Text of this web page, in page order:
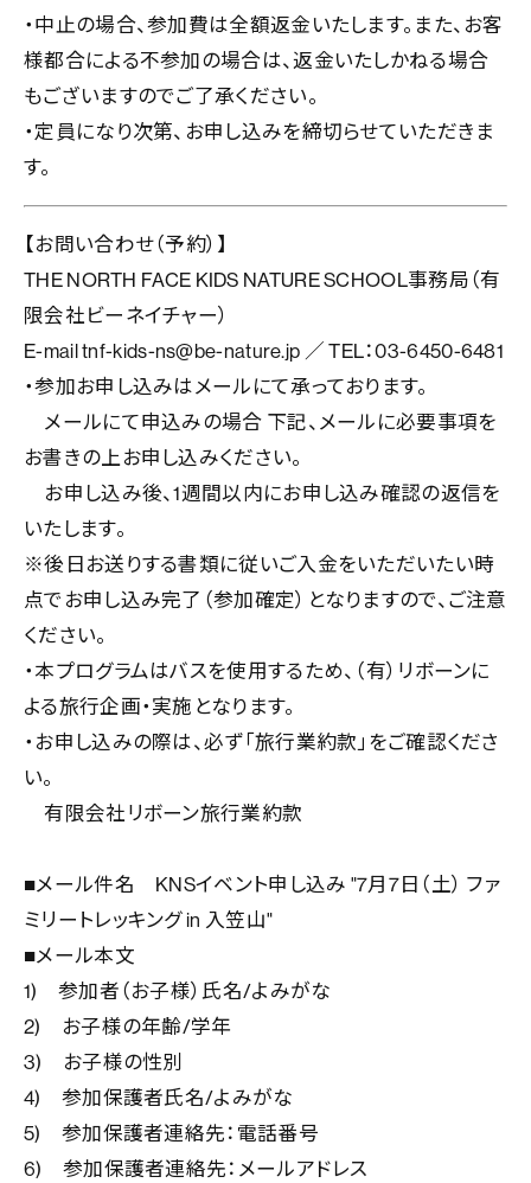
・中止の場合、参加費は全額返金いたします。また、お客
様都合による不参加の場合は、返金いたしかねる場合
もございますのでご了承ください。
・定員になり次第、お申し込みを締切らせていただきま
す。
【お問い合わせ（予約）】
THE NORTH FACE KIDS NATURE SCHOOL事務局（有
限会社ビーネイチャー）
E-mail tnf-kids-ns@be-nature.jp ／ TEL：03-6450-6481
・参加お申し込みはメールにて承っております。
メールにて申込みの場合 下記、メールに必要事項を
お書きの上お申し込みください。
お申し込み後、1週間以内にお申し込み確認の返信を
いたします。
※後日お送りする書類に従いご入金をいただいたい時
点でお申し込み完了（参加確定）となりますので、ご注意
ください。
・本プログラムはバスを使用するため、（有）リボーンに
よる旅行企画・実施となります。
・お申し込みの際は、必ず「旅行業約款」をご確認くださ
い。
有限会社リボーン旅行業約款
■メール件名 KNSイベント申し込み "7月 7日（土） ファ
ミリートレッキングin 入笠山"
■メール本文
1) 参加者（お子様）氏名/よみがな
2) お子様の年齢/学年
3) お子様の性別
4) 参加保護者氏名/よみがな
5) 参加保護者連絡先：電話番号
6) 参加保護者連絡先：メールアドレス